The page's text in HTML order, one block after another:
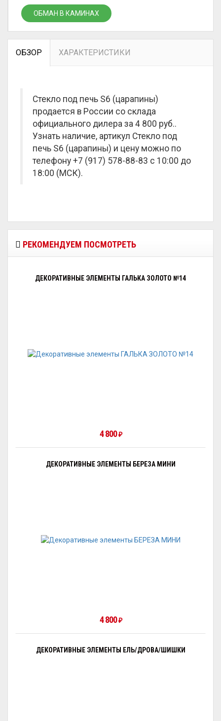
ОБМАН В КАМИНАХ
ОБЗОР ХАРАКТЕРИСТИКИ
Стекло под печь S6 (царапины)
продается в России со склада
официального дилера за 4 800 руб..
Узнать наличие, артикул Стекло под
печь S6 (царапины) и цену можно по
телефону +7 (917) 578-88-83 с 10:00 до
18:00 (МСК).
РЕКОМЕНДУЕМ ПОСМОТРЕТЬ
ДЕКОРАТИВНЫЕ ЭЛЕМЕНТЫ ГАЛЬКА ЗОЛОТО №14
4 800 ₽
ДЕКОРАТИВНЫЕ ЭЛЕМЕНТЫ БЕРЕЗА МИНИ
4 800 ₽
ДЕКОРАТИВНЫЕ ЭЛЕМЕНТЫ ЕЛЬ/ДРОВА/ШИШКИ